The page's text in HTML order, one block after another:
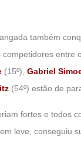
também
entre
(15º), Gabriel
(54º) estão de
fortes e todos
leve, conseguiu